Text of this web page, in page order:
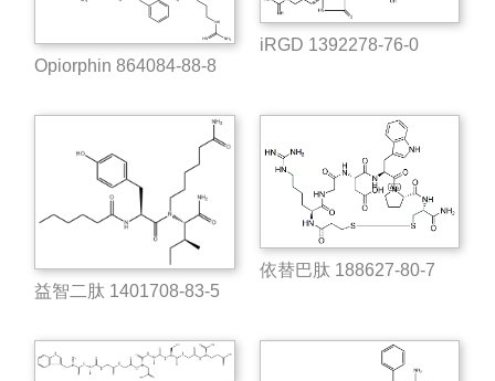
Opiorphin 864084-88-8
iRGD 1392278-76-0
益智二肽 1401708-83-5
依替巴肽 188627-80-7